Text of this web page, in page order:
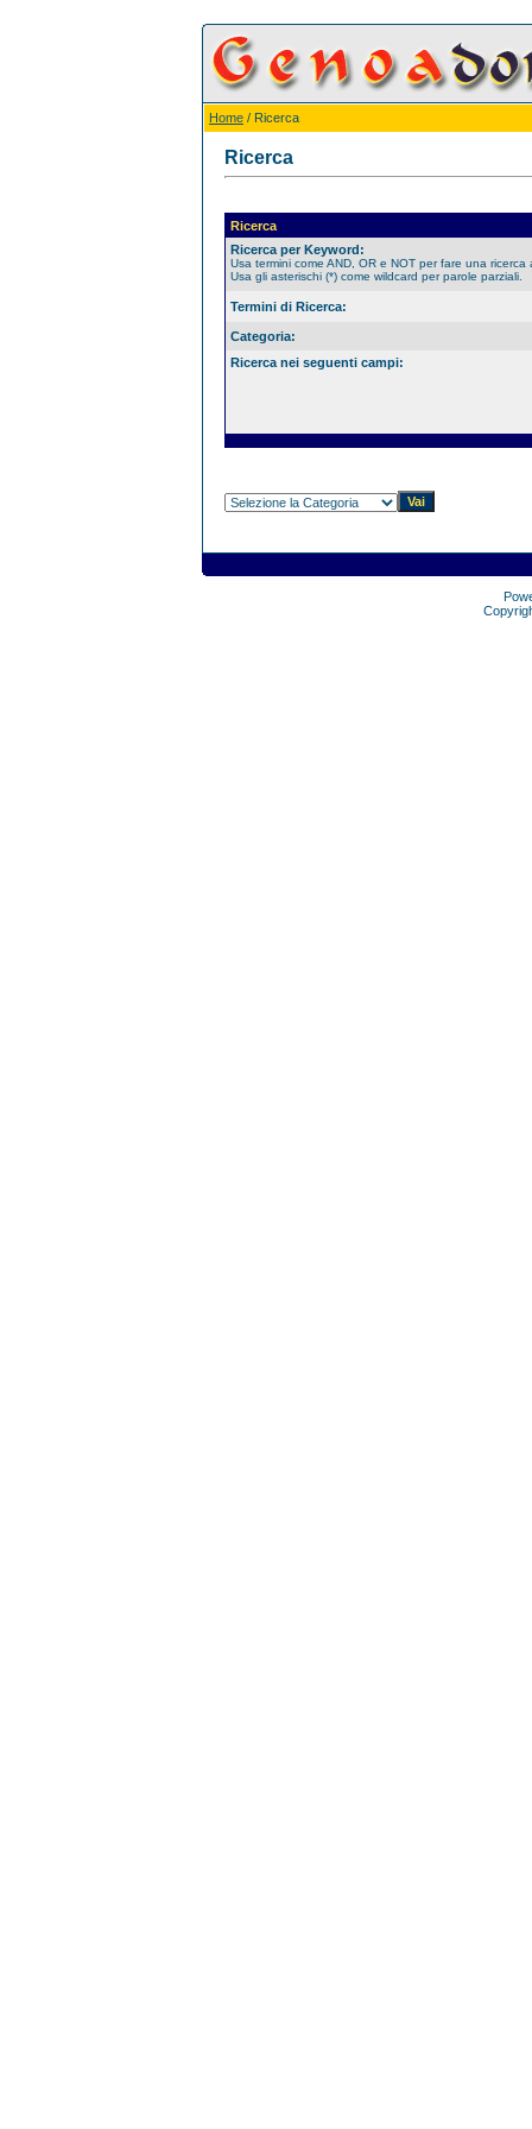
Home / Ricerca
Ricerca
Ricerca
Ricerca per Keyword:
Usa termini come AND, OR e NOT per fare una ricerca
Usa gli asterischi (*) come wildcard per parole parziali.
Termini di Ricerca:
Categoria:
Ricerca nei seguenti campi: